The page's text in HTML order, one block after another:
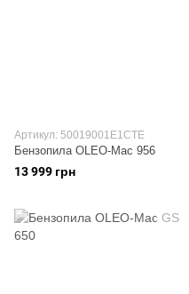
Артикул: 50019001E1CTE
Бензопила OLEO-Mac 956
13 999 грн